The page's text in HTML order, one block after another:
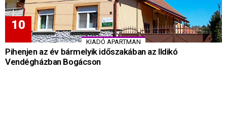
KIADÓ APARTMAN
Pihenjen az év bármelyik időszakában az Ildikó
Vendégházban Bogácson